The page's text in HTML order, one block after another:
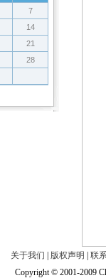
7
14
21
28
关于我们 版权声明
联
Copyright © 2001-2009